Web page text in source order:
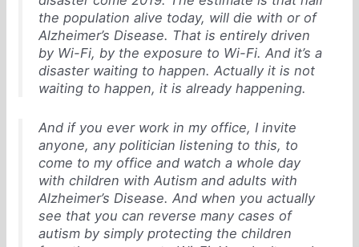
the population alive today, will die with or of
Alzheimer’s Disease. That is entirely driven
by Wi-Fi, by the exposure to Wi-Fi. And it’s a
disaster waiting to happen. Actually it is not
waiting to happen, it is already happening.
And if you ever work in my office, I invite
anyone, any politician listening to this, to
come to my office and watch a whole day
with children with Autism and adults with
Alzheimer’s Disease. And when you actually
see that you can reverse many cases of
autism by simply protecting the children